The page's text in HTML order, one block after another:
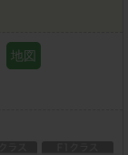
地図